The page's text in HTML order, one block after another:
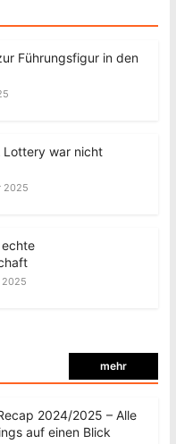
Führungsfigur in den
Lottery war nicht
2025
2025
mehr
2024/2025 – Alle
auf einen Blick